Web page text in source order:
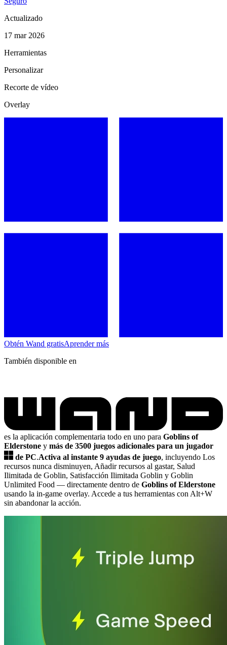
Actualizado
17 mar 2026
Herramientas
Personalizar
Recorte de vídeo
Overlay
Obtén Wand gratisAprender más
También disponible en
es la aplicación complementaria todo en uno para Goblins of
Elderstone y más de 3500 juegos adicionales para un jugador
de PC.Activa al instante 9 ayudas de juego, incluyendo Los
recursos nunca disminuyen, Añadir recursos al gastar, Salud
Ilimitada de Goblin, Satisfacción Ilimitada Goblin y Goblin
Unlimited Food — directamente dentro de Goblins of Elderstone
usando la in-game overlay. Accede a tus herramientas con Alt+W
sin abandonar la acción.